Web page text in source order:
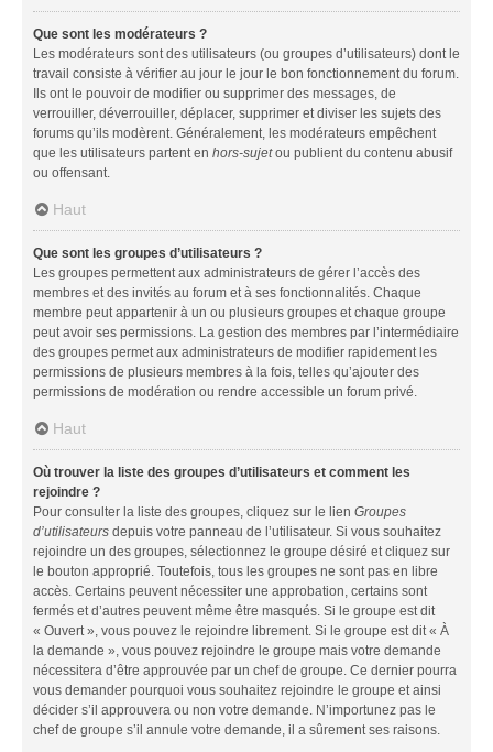
Que sont les modérateurs ?
Les modérateurs sont des utilisateurs (ou groupes d’utilisateurs) dont le
travail consiste à vérifier au jour le jour le bon fonctionnement du forum.
Ils ont le pouvoir de modifier ou supprimer des messages, de
verrouiller, déverrouiller, déplacer, supprimer et diviser les sujets des
forums qu’ils modèrent. Généralement, les modérateurs empêchent
que les utilisateurs partent en hors-sujetou publient du contenu abusif
ou offensant.
Haut
Que sont les groupes d’utilisateurs ?
Les groupes permettent aux administrateurs de gérer l’accès des
membres et des invités au forum et à ses fonctionnalités. Chaque
membre peut appartenir à un ou plusieurs groupes et chaque groupe
peut avoir ses permissions. La gestion des membres par l’intermédiaire
des groupes permet aux administrateurs de modifier rapidement les
permissions de plusieurs membres à la fois, telles qu’ajouter des
permissions de modération ou rendre accessible un forum privé.
Haut
Où trouver la liste des groupes d’utilisateurs et comment les
rejoindre ?
Pour consulter la liste des groupes, cliquez sur le lien Groupes
d’utilisateurs depuis votre panneau de l’utilisateur. Si vous souhaitez
rejoindre un des groupes, sélectionnez le groupe désiré et cliquez sur
le bouton approprié. Toutefois, tous les groupes ne sont pas en libre
accès. Certains peuvent nécessiter une approbation, certains sont
fermés et d’autres peuvent même être masqués. Si le groupe est dit
« Ouvert », vous pouvez le rejoindre librement. Si le groupe est dit « À
la demande », vous pouvez rejoindre le groupe mais votre demande
nécessitera d’être approuvée par un chef de groupe. Ce dernier pourra
vous demander pourquoi vous souhaitez rejoindre le groupe et ainsi
décider s’il approuvera ou non votre demande. N’importunez pas le
chef de groupe s’il annule votre demande, il a sûrement ses raisons.